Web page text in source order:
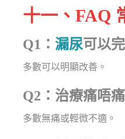
十一、FAQ
Q1： 漏尿可以
多數可以明顯改善。
Q2：治療痛唔
多數無痛或輕微不適。